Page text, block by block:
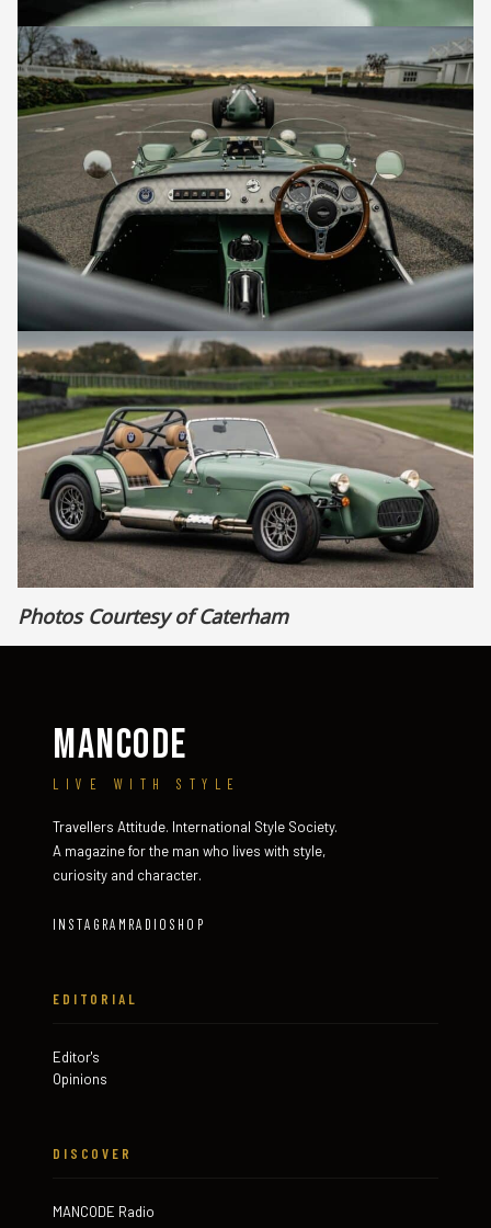
Photos Courtesy of Caterham
MANCODE
LIVE WITH STYLE
Travellers Attitude. International Style Society.
A magazine for the man who lives with style,
curiosity and character.
INSTAGRAM RADIO SHOP
EDITORIAL
Editor's
Opinions
DISCOVER
MANCODE Radio